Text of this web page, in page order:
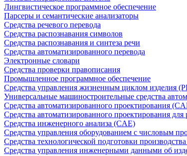
Лингвистическое программное обеспечение
Парсеры и семантические анализаторы
Средства речевого перевода
Средства распознавания символов
Средства распознавания и синтеза речи
Средства автоматизированного перевода
Электронные словари
Средства проверки правописания
Промышленное программное обеспечение
Средства управления жизненным циклом изделия
Универсальные машиностроительные средства
Средства автоматизированного проектирования
Средства автоматизированного проектирования
Средства инженерного анализа (CAE)
Средства управления оборудованием с числовым
Средства технологической подготовки
Средства управления инженерными данными об